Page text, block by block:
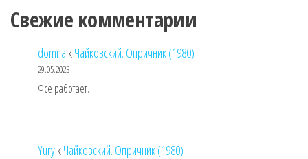
Свежие комментарии
domna кЧайковский. Опричник (1980)
29.05.2023
Фсе работает.
YuryкЧайковский. Опричник (1980)